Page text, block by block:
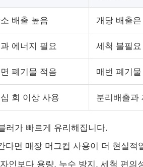
배출 높음 개당 배출
에너지 필요 세척 불필요
폐기물 적음 매번 폐기물
회 이상 사용 분리배출과
러가 빠르게 유리해집니다.
다면 매장 머그컵 사용이 더 현실적
인보다 용량, 누수 방지, 세척 편의